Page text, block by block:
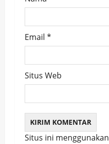
Email *
Situs Web
Situs ini menggunakan